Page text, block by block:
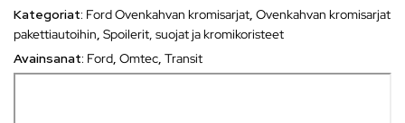
Kategoriat: Ford Ovenkahvan kromisarjat, Ovenkahvan kromisarjat
pakettiautoihin, Spoilerit, suojat ja kromikoristeet
Avainsanat: Ford, Omtec, Transit